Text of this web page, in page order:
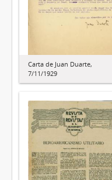
Carta de Juan Duarte,
7/11/1929